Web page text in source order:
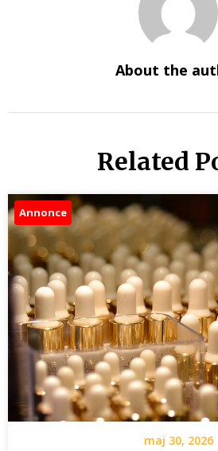
About the
Related
Annonce
maj 30, 2026